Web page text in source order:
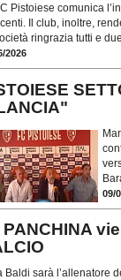
Pistoiese comunica
Il club, inoltre,
ringrazia tutti e
2026
09/
PANCHINA
Baldi sarà l’allenatore